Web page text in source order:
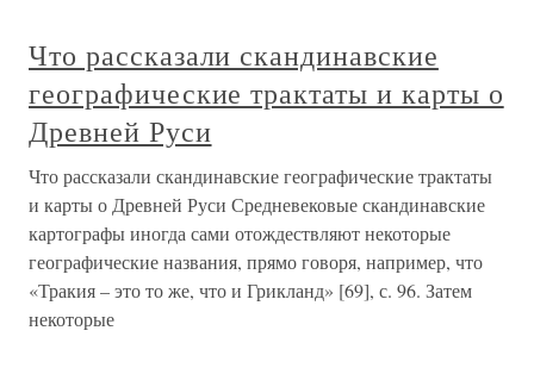
Что рассказали скандинавские
географические трактаты и карты о
Древней Руси
Что рассказали скандинавские географические трактаты
и карты о Древней Руси Средневековые скандинавские
картографы иногда сами отождествляют некоторые
географические названия, прямо говоря, например, что
«Тракия – это то же, что и Грикланд» [69], с. 96. Затем
некоторые